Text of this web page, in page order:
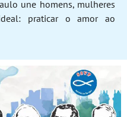
une homens, mulheres
praticar o amor ao